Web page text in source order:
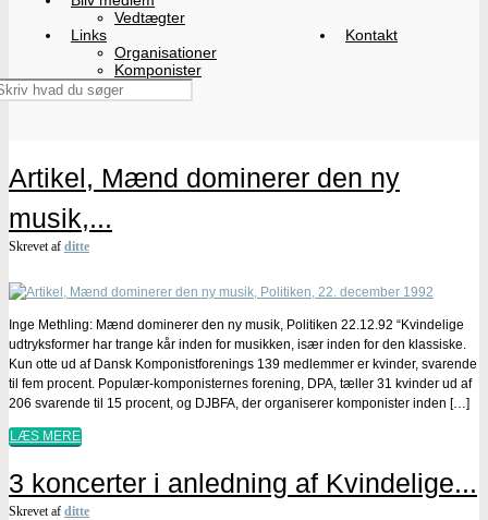
Vedtægter
Links
Organisationer
Komponister
Kontakt
Artikel, Mænd dominerer den ny
musik,...
Skrevet af ditte
Inge Methling: Mænd dominerer den ny musik, Politiken 22.12.92 “Kvindelige
udtryksformer har trange kår inden for musikken, især inden for den klassiske.
Kun otte ud af Dansk Komponistforenings 139 medlemmer er kvinder, svarende
til fem procent. Populær-komponisternes forening, DPA, tæller 31 kvinder ud af
206 svarende til 15 procent, og DJBFA, der organiserer komponister inden […]
LÆS MERE
3 koncerter i anledning af Kvindelige...
Skrevet af ditte